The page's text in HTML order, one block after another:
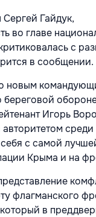
Гайдук,
во главе
с
в сообщении.
новым
береговой
Игорь
с самой
Крыма и на
флагманского
в